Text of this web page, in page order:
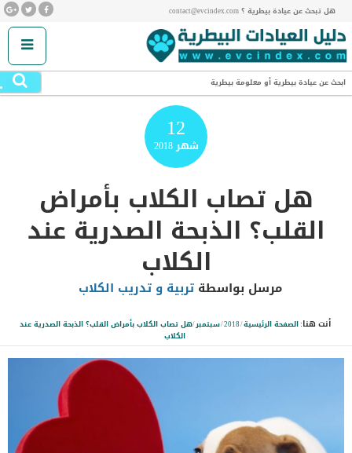
هل تبحث عن عيادة بيطرية ؟ contact@evcindex.com
ابحث عن عيادة بيطرية أو معلومة بيطرية
12
شهر2018
هل تصاب الكلاب بأمراض
القلب؟ الذبحة الصدرية عند
الكلاب
مرسل بواسطةتربية و تدريب الكلاب
أنت هنا:الصفحة الرئيسية/
2018
/سبتمبر/هل تصاب الكلاب بأمراض القلب؟ الذبحة الصدرية عند
الكلاب